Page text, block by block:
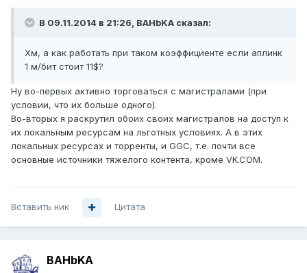
В 09.11.2014 в 21:26, BAHbKA сказал:
Хм, а как работать при таком коэффициенте если аплинк
1 м/бит стоит 11$?
Ну во-первых активно торговаться с магистралами (при
условии, что их больше одного).
Во-вторых я раскрутил обоих своих магистралов на доступ к
их локальным ресурсам на льготных условиях. А в этих
локальных ресурсах и торренты, и GGC, т.е. почти все
основные источники тяжелого контента, кроме VK.COM.
Вставить ник Цитата
BAHbKA